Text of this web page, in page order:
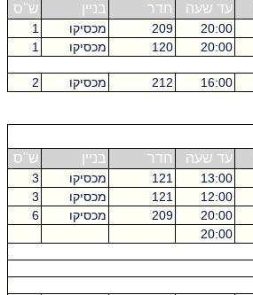
עד שעה חדר בניין ש"ס
20:00
209 מכסיקו
1
20:00
120 מכסיקו 1
16:00
212 מכסיקו 2
עד שעה חדר בניין ש"ס
13:00
121 מכסיקו
3
12:00
121 מכסיקו
3
20:00
209 מכסיקו
6
20:00